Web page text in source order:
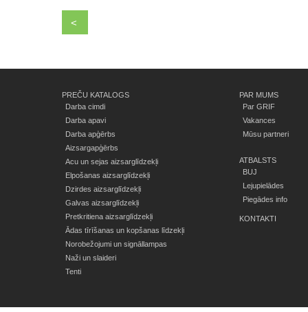
<
PREČU KATALOGS
Darba cimdi
Darba apavi
Darba apģērbs
Aizsargapģērbs
Acu un sejas aizsarglīdzekļi
Elpošanas aizsarglīdzekļi
Dzirdes aizsarglīdzekļi
Galvas aizsarglīdzekļi
Pretkritiena aizsarglīdzekļi
Ādas tīrīšanas un kopšanas līdzekļi
Norobežojumi un signāllampas
Naži un slaideri
Tenti
PAR MUMS
Par GRIF
Vakances
Mūsu partneri
ATBALSTS
BUJ
Lejupielādes
Piegādes info
KONTAKTI